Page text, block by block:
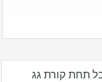
תחת קורת גג